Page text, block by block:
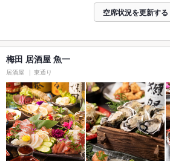
空席状況を更新する
梅田 居酒屋 魚一
居酒屋 東通り